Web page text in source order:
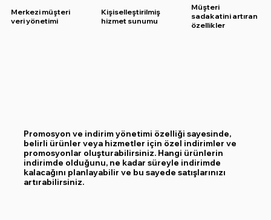
Promosyon ve indirim yönetimi özelliği sayesinde,
belirli ürünler veya hizmetler için özel indirimler ve
promosyonlar oluşturabilirsiniz. Hangi ürünlerin
indirimde olduğunu, ne kadar süreyle indirimde
kalacağını planlayabilir ve bu sayede satışlarınızı
artırabilirsiniz.
Merkezi müşteri
veri yönetimi
Kişiselleştirilmiş
hizmet sunumu
Müşteri
sadakatini artıran
özellikler